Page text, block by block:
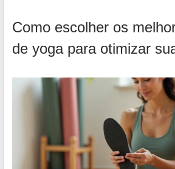
Como escolher os
de yoga para otimizar